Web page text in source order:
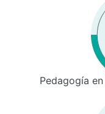
Pedagogía